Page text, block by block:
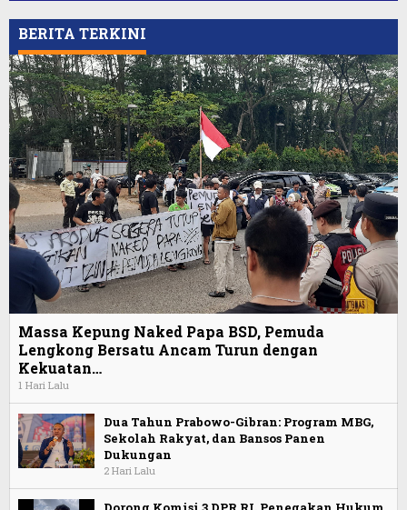
BERITA TERKINI
Massa Kepung Naked Papa BSD, Pemuda
Lengkong Bersatu Ancam Turun dengan
Kekuatan…
1 Hari Lalu
Dua Tahun Prabowo-Gibran: Program MBG,
Sekolah Rakyat, dan Bansos Panen
Dukungan
2 Hari Lalu